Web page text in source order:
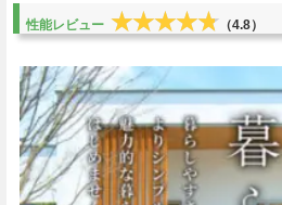
性能レビュー ★★★★★
★★★★★ （4.8）